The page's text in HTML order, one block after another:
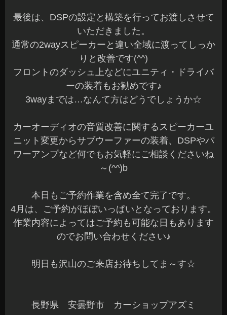
最後は、DSPの設定と構築を行ってお渡しさせて
いただきました。
通常の2wayスピーカーと違い全域に渡ってしっか
りと改善です(^^)
フロントのダッシュ上などにユニティ・ドライバ
ーの装着もお勧めです♪
3wayまでは…なんて方はどうでしょうか☆
カーオーディオの音質改善に関するスピーカーユ
ニット変更からサブウーファーの装着、DSPやパ
ワーアンプなど何でもお気軽にご相談くださいね
～(^^)b
本日もご予約作業を含め全て完了です。
4月は、ご予約がほぼいっぱいとなっております。
作業内容によってはご予約も可能な日もあります
のでお問い合わせください♪
明日も沢山のご来店お待ちしてま～す☆
長野県 安曇野市 カーショップアズミ